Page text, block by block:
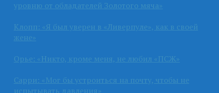
уровню от обладателей Золотого мяча»
Клопп: «Я был уверен в «Ливерпуле», как в своей
жене»
Орье: «Никто, кроме меня, не любил «ПСЖ»
Сарри: «Мог бы устроиться на почту, чтобы не
испытывать давления»